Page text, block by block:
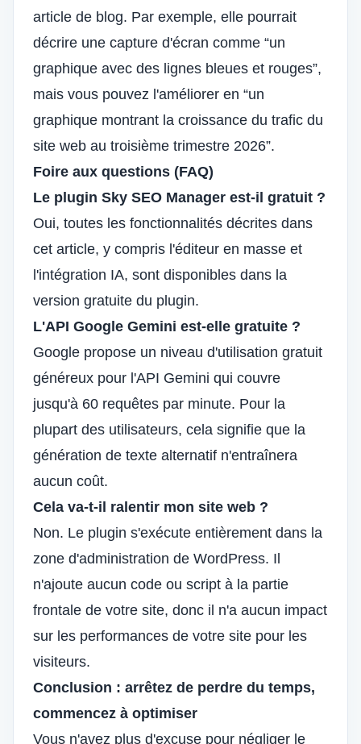
article de blog. Par exemple, elle pourrait
décrire une capture d'écran comme “un
graphique avec des lignes bleues et rouges”,
mais vous pouvez l'améliorer en “un
graphique montrant la croissance du trafic du
site web au troisième trimestre 2026”.
Foire aux questions (FAQ)
Le plugin Sky SEO Manager est-il gratuit ?
Oui, toutes les fonctionnalités décrites dans
cet article, y compris l'éditeur en masse et
l'intégration IA, sont disponibles dans la
version gratuite du plugin.
L'API Google Gemini est-elle gratuite ?
Google propose un niveau d'utilisation gratuit
généreux pour l'API Gemini qui couvre
jusqu'à 60 requêtes par minute. Pour la
plupart des utilisateurs, cela signifie que la
génération de texte alternatif n'entraînera
aucun coût.
Cela va-t-il ralentir mon site web ?
Non. Le plugin s'exécute entièrement dans la
zone d'administration de WordPress. Il
n'ajoute aucun code ou script à la partie
frontale de votre site, donc il n'a aucun impact
sur les performances de votre site pour les
visiteurs.
Conclusion : arrêtez de perdre du temps,
commencez à optimiser
Vous n'avez plus d'excuse pour négliger le